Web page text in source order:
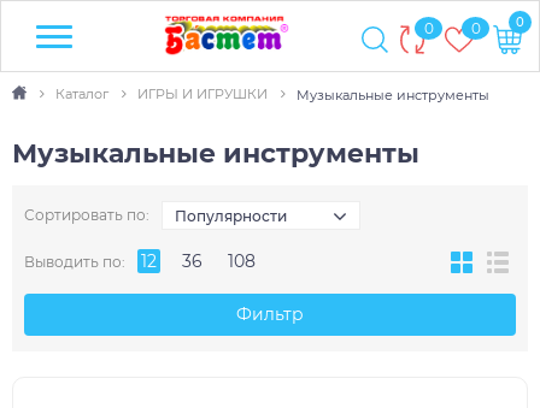
0 0 0
Каталог ИГРЫ И ИГРУШКИ Музыкальные инструменты
Музыкальные инструменты
Сортировать по: Популярности
Выводить по: 12 36 108
Фильтр